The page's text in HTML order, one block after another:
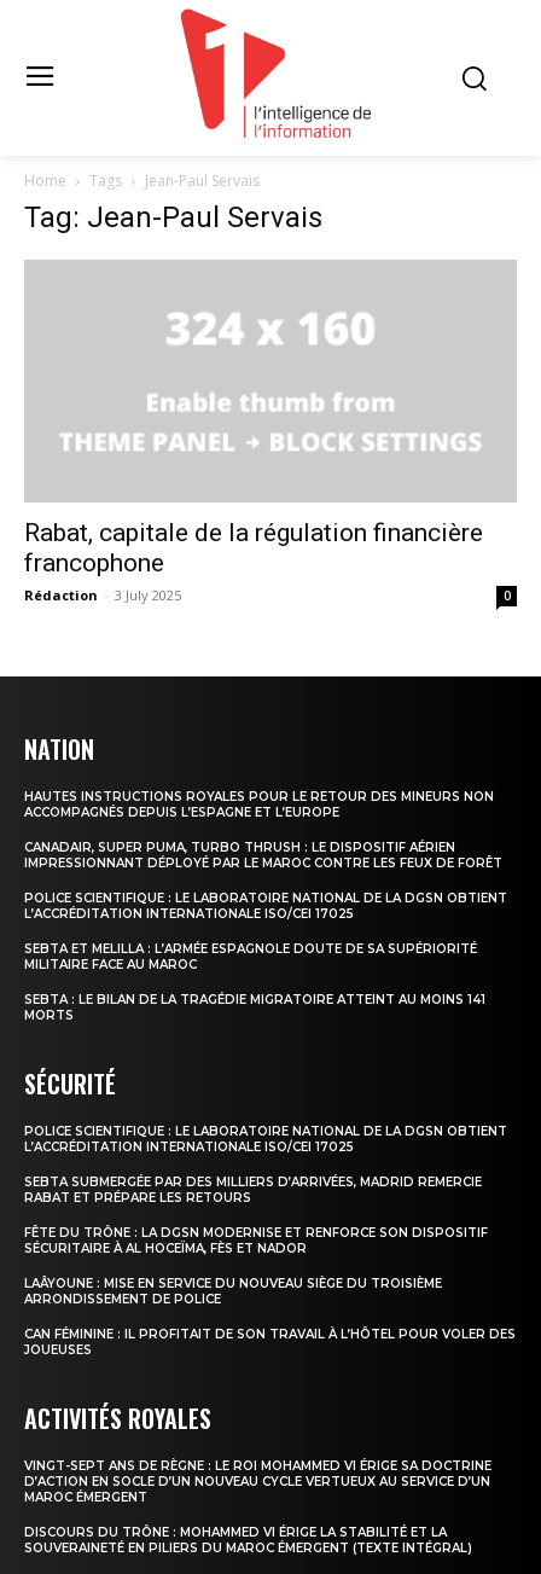
le1.ma
l'intelligence de
S'ABONNER MAINTENANT
Home Tags Jean-Paul Servais
Tag: Jean-Paul Servais
Rabat, capitale de la régulation financière
francophone
Rédaction - 3 July 2025 0
NATION
HAUTES INSTRUCTIONS ROYALES POUR LE RETOUR DES MINEURS NON
ACCOMPAGNÉS DEPUIS L’ESPAGNE ET L’EUROPE
CANADAIR, SUPER PUMA, TURBO THRUSH : LE DISPOSITIF AÉRIEN
IMPRESSIONNANT DÉPLOYÉ PAR LE MAROC CONTRE LES FEUX DE FORÊT
POLICE SCIENTIFIQUE : LE LABORATOIRE NATIONAL DE LA DGSN OBTIENT
L’ACCRÉDITATION INTERNATIONALE ISO/CEI 17025
SEBTA ET MELILLA : L’ARMÉE ESPAGNOLE DOUTE DE SA SUPÉRIORITÉ
MILITAIRE FACE AU MAROC
SEBTA : LE BILAN DE LA TRAGÉDIE MIGRATOIRE ATTEINT AU MOINS 141
MORTS
SÉCURITÉ
POLICE SCIENTIFIQUE : LE LABORATOIRE NATIONAL DE LA DGSN OBTIENT
L’ACCRÉDITATION INTERNATIONALE ISO/CEI 17025
SEBTA SUBMERGÉE PAR DES MILLIERS D’ARRIVÉES, MADRID REMERCIE
RABAT ET PRÉPARE LES RETOURS
FÊTE DU TRÔNE : LA DGSN MODERNISE ET RENFORCE SON DISPOSITIF
SÉCURITAIRE À AL HOCEÏMA, FÈS ET NADOR
LAÂYOUNE : MISE EN SERVICE DU NOUVEAU SIÈGE DU TROISIÈME
ARRONDISSEMENT DE POLICE
CAN FÉMININE : IL PROFITAIT DE SON TRAVAIL À L’HÔTEL POUR VOLER DES
JOUEUSES
ACTIVITÉS ROYALES
VINGT-SEPT ANS DE RÈGNE : LE ROI MOHAMMED VI ÉRIGE SA DOCTRINE
D’ACTION EN SOCLE D’UN NOUVEAU CYCLE VERTUEUX AU SERVICE D’UN
MAROC ÉMERGENT
DISCOURS DU TRÔNE : MOHAMMED VI ÉRIGE LA STABILITÉ ET LA
SOUVERAINETÉ EN PILIERS DU MAROC ÉMERGENT (TEXTE INTÉGRAL)